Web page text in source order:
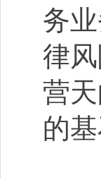
务
律
营
的